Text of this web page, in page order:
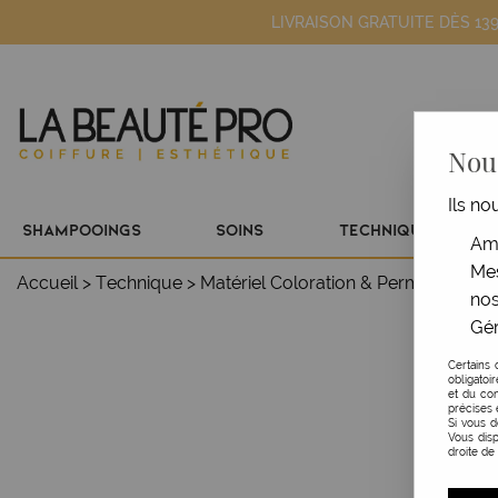
LIVRAISON GRATUITE DÈS
SHAMPOOINGS SOINS TECHNIQUE
Accueil > Technique > Matériel Coloration & Permanente >
Ils
Certains
et du
précises
Si vous
Vous
droite de